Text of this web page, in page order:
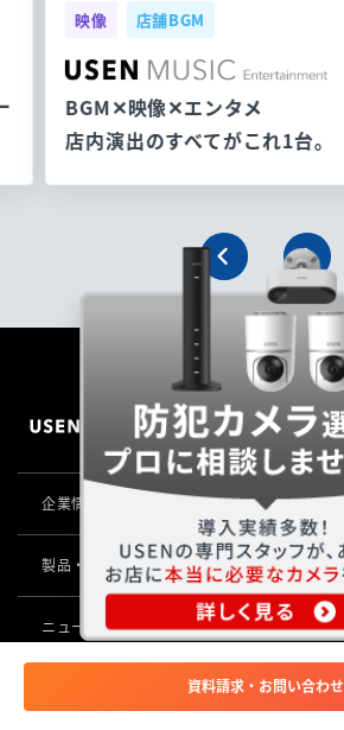
映像 店舗BGM
BGM✕映像✕エンタメ
店内演出のすべてがこれ1台。
資料請求・お問い合わせ
企業情報TOP
会社概要・役員一覧
社長メッセージ
沿革
製品・サービス一覧
POSレジ 他
導入事例
ニュース
お客様サポートサイト